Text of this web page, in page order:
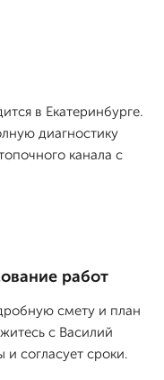
в Екатеринбурге.
диагностику
канала с
работ
смету и план
с Василий
согласует сроки.